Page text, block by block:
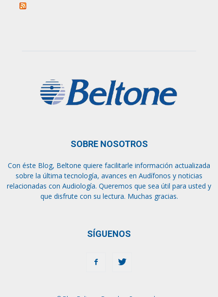
SOBRE NOSOTROS
Con éste Blog, Beltone quiere facilitarle información actualizada
sobre la última tecnología, avances en Audífonos y noticias
relacionadas con Audiología. Queremos que sea útil para usted y
que disfrute con su lectura. Muchas gracias.
SÍGUENOS